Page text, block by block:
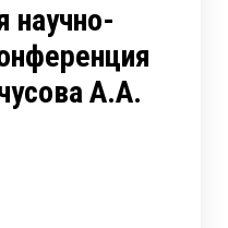
научно-
А.А.